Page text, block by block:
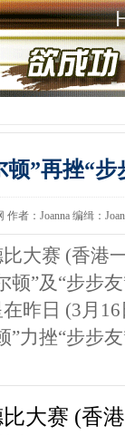
”再挫“
作者：Joanna 编缉：
大赛 (香港
”及“步步
昨日 (3月
”力挫“步步
大赛 (香